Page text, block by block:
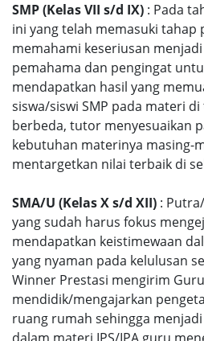
SMP (Kelas VII s/d IX) : Pada
ini yang telah memasuki tahap
memahami keseriusan
pemahama dan pengingat
mendapatkan hasil yang
siswa/siswi SMP pada materi
berbeda, tutor menyesuaikan
kebutuhan materinya masing-
mentargetkan nilai terbaik di
SMA/U (Kelas X s/d XII) :
yang sudah harus fokus
mendapatkan keistimewaan
yang nyaman pada kelulusan
Winner Prestasi mengirim
mendidik/mengajarkan
ruang rumah sehingga